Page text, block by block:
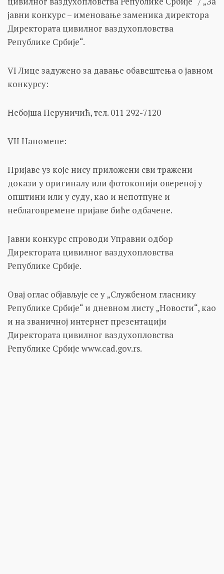
јавни конкурс – именовање заменика директора
Директората цивилног ваздухопловства
Републике Србије“.
VI Лице задужено за давање обавештења о јавном
конкурсу:
Небојша Перуничић, тел. 011 292-7120
VII Напомене:
Пријаве уз које нису приложени сви тражени
докази у оригиналу или фотокопији овереној у
општини или у суду, као и непотпуне и
неблаговремене пријаве биће одбачене.
Јавни конкурс спроводи Управни одбор
Директората цивилног ваздухопловства
Републике Србије.
Овај оглас објављује се у „Службеном гласнику
Републике Србије“ и дневном листу „Новости“, као
и на званичној интернет презентацији
Директората цивилног ваздухопловства
Републике Србије www.cad.gov.rs.